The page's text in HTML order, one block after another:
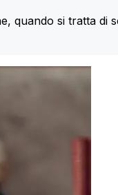
quando si tratta di